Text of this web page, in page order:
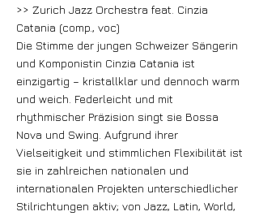
>> Zurich Jazz Orchestra feat. Cinzia
Catania (comp., voc)
Die Stimme der jungen Schweizer Sängerin
und Komponistin Cinzia Catania ist
einzigartig – kristallklar und dennoch warm
und weich. Federleicht und mit
rhythmischer Präzision singt sie Bossa
Nova und Swing. Aufgrund ihrer
Vielseitigkeit und stimmlichen Flexibilität ist
sie in zahlreichen nationalen und
internationalen Projekten unterschiedlicher
Stilrichtungen aktiv; von Jazz, Latin, World,